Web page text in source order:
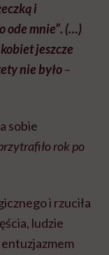
i
ode mnie”. (…)
jeszcze
nie było–
sobie
rok po
i rzuciła
ludzie
entuzjazmem